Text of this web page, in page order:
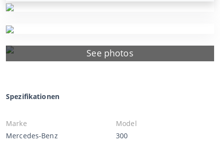
See photos
Spezifikationen
Marke
Mercedes-Benz
Model
300